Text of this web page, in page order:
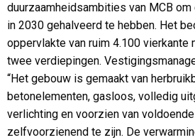
duurzaamheidsambities van MCB
in 2030 gehalveerd te hebben. Het
oppervlakte van ruim 4.100 vierkante
twee verdiepingen.
“Het gebouw is gemaakt van
betonelementen, gasloos, volledig
verlichting en voorzien van
zelfvoorzienend te zijn. De